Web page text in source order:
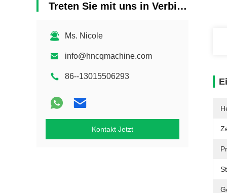
Treten Sie mit uns in Verbindung
Ms. Nicole
info@hncqmachine.com
86--13015506293
Kontakt Jetzt